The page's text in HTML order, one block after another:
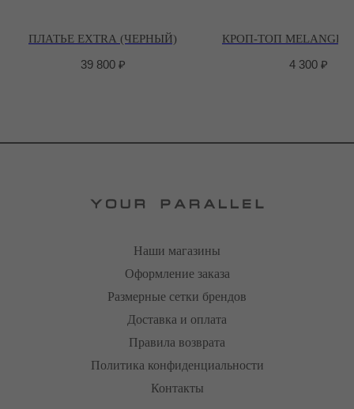
ПЛАТЬЕ EXTRA (ЧЕРНЫЙ)
39 800 ₽
КРОП-ТОП MELANGE
4 300 ₽
Наши магазины
Оформление заказа
Размерные сетки брендов
Доставка и оплата
Правила возврата
Политика конфиденциальности
Контакты